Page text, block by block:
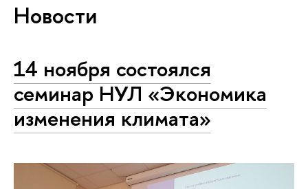
Новости
14 ноября состоялся
семинар НУЛ «Экономика
изменения климата»